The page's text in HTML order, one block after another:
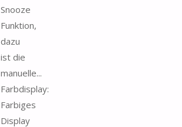
Snooze
Funktion,
dazu
ist die
manuelle...
Farbdisplay:
Farbiges
Display